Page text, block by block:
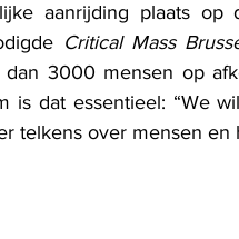
Critical Mass
dan 3000 mensen op
is dat essentieel: “We
telkens over mensen